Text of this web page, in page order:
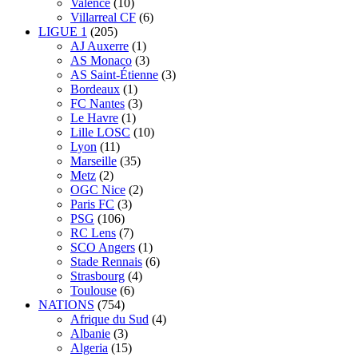
Valence (10)
Villarreal CF (6)
LIGUE 1 (205)
AJ Auxerre (1)
AS Monaco (3)
AS Saint-Étienne (3)
Bordeaux (1)
FC Nantes (3)
Le Havre (1)
Lille LOSC (10)
Lyon (11)
Marseille (35)
Metz (2)
OGC Nice (2)
Paris FC (3)
PSG (106)
RC Lens (7)
SCO Angers (1)
Stade Rennais (6)
Strasbourg (4)
Toulouse (6)
NATIONS (754)
Afrique du Sud (4)
Albanie (3)
Algeria (15)